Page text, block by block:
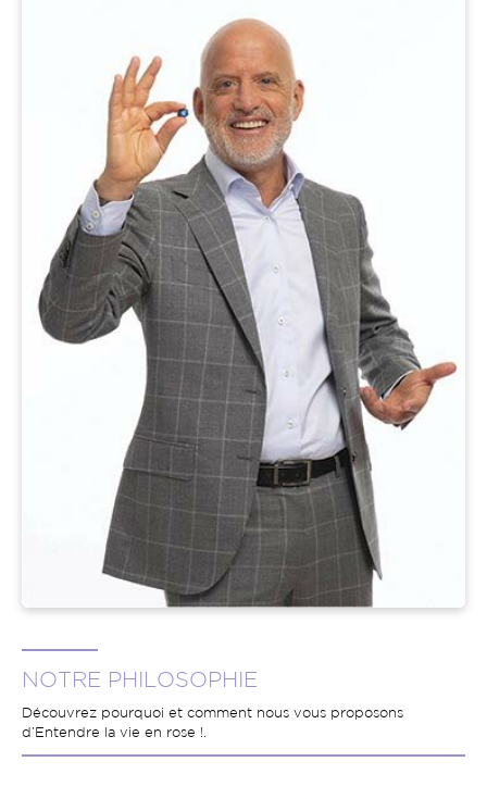
NOTRE PHILOSOPHIE
Découvrez pourquoi et comment nous vous proposons
d’Entendre la vie en rose !.